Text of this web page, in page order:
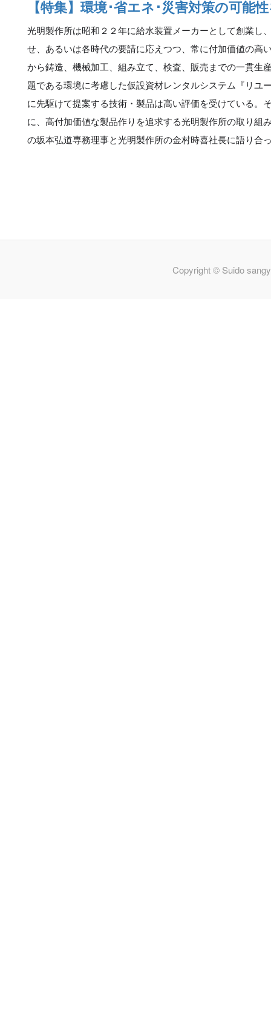
【特集】環境･省エネ･災害対策の可能
光明製作所は昭和２２年に給水装置メーカーとして創業し
せ、あるいは各時代の要請に応えつつ、常に付加価値の高
から鋳造、機械加工、組み立て、検査、販売までの一貫生
題である環境に考慮した仮設資材レンタルシステム『リユ
に先駆けて提案する技術・製品は高い評価を受けている。
に、高付加価値な製品作りを追求する光明製作所の取り組
の坂本弘道専務理事と光明製作所の金村時喜社長に語り合
Copyright © Suido